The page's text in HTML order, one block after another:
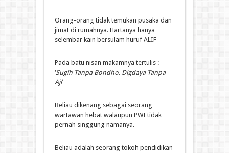
Orang-orang tidak temukan pusaka dan
jimat di rumahnya. Hartanya hanya
selembar kain bersulam huruf ALIF
Pada batu nisan makamnya tertulis :
‘Sugih Tanpa Bondho. Digdaya Tanpa
Aji‘
Beliau dikenang sebagai seorang
wartawan hebat walaupun PWI tidak
pernah singgung namanya.
Beliau adalah seorang tokoh pendidikan